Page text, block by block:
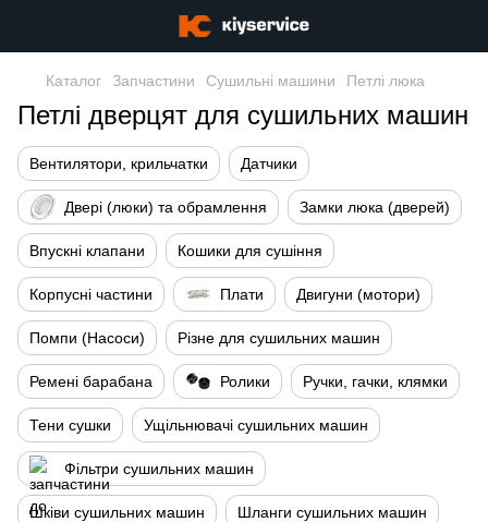
Каталог Запчастини Сушильні машини Петлі люка
Петлі дверцят для сушильних машин
Вентилятори, крильчатки Датчики
Двері (люки) та обрамлення Замки люка (дверей)
Впускні клапани Кошики для сушіння
Корпусні частини Плати Двигуни (мотори)
Помпи (Насоси) Різне для сушильних машин
Ремені барабана Ролики Ручки, гачки, клямки
Тени сушки Ущільнювачі сушильних машин
Фільтри сушильних машин
Шківи сушильних машин Шланги сушильних машин